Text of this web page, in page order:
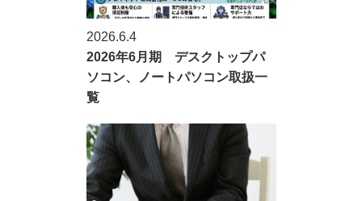
2026.6.4
2026年6月期 デスクトップパ
ソコン、ノートパソコン取扱一
覧